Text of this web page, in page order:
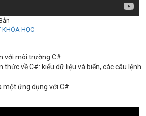
KHÓA HỌC
với môi trường C#
thức về C#: kiểu dữ liệu và biến, các câu lệnh
một ứng dụng với C#.